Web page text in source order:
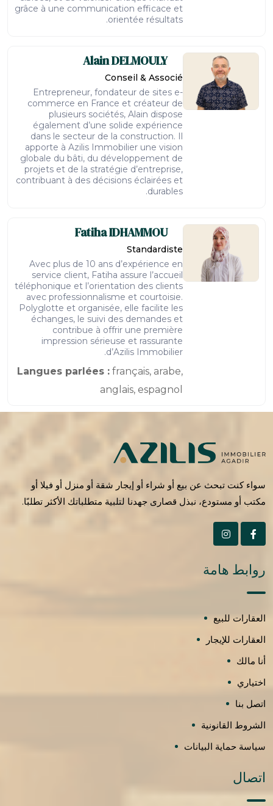
grâce à une communication efficace et
orientée résultats.
AlainDELMOULY
Conseil & Associé
Entrepreneur, fondateur de sites e-
commerce en France et créateur de
plusieurs sociétés, Alain dispose
également d’une solide expérience
dans le secteur de la construction. Il
apporte à Azilis Immobilier une vision
globale du bâti, du développement de
projets et de la stratégie d’entreprise,
contribuant à des décisions éclairées et
durables.
FatihaIDHAMMOU
Standardiste
Avec plus de 10 ans d’expérience en
service client, Fatiha assure l’accueil
téléphonique et l’orientation des clients
avec professionnalisme et courtoisie.
Polyglotte et organisée, elle facilite les
échanges, le suivi des demandes et
contribue à offrir une première
impression sérieuse et rassurante
d’Azilis Immobilier.
Langues parlées : français, arabe,
anglais, espagnol
سواء كنت تبحث عن بيع أو شراء أو إيجار شقة أو منزل أو فيلا أو
مكتب أو مستودع، نبذل قصارى جهدنا لتلبية متطلباتك الأكثر تطلبًا.
روابط هامة
العقارات للبيع
العقارات للإيجار
أنا مالك
اختياري
اتصل بنا
الشروط القانونية
سياسة حماية البيانات
اتصال